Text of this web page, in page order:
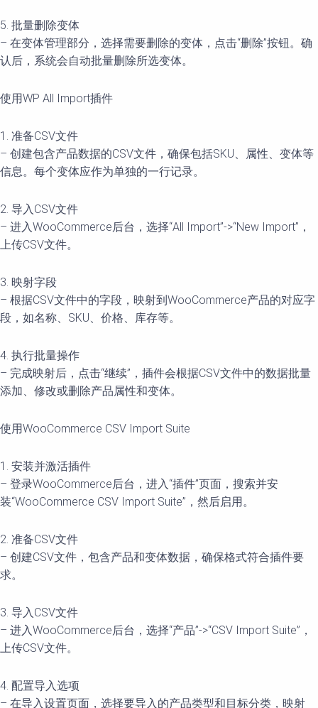
5. 批量删除变体
– 在变体管理部分，选择需要删除的变体，点击“删除”按钮。确
认后，系统会自动批量删除所选变体。
使用WP All Import插件
1. 准备CSV文件
– 创建包含产品数据的CSV文件，确保包括SKU、属性、变体等
信息。每个变体应作为单独的一行记录。
2. 导入CSV文件
– 进入WooCommerce后台，选择“All Import”->“New Import”，
上传CSV文件。
3. 映射字段
– 根据CSV文件中的字段，映射到WooCommerce产品的对应字
段，如名称、SKU、价格、库存等。
4. 执行批量操作
– 完成映射后，点击“继续”，插件会根据CSV文件中的数据批量
添加、修改或删除产品属性和变体。
使用WooCommerce CSV Import Suite
1. 安装并激活插件
– 登录WooCommerce后台，进入“插件”页面，搜索并安
装“WooCommerce CSV Import Suite”，然后启用。
2. 准备CSV文件
– 创建CSV文件，包含产品和变体数据，确保格式符合插件要
求。
3. 导入CSV文件
– 进入WooCommerce后台，选择“产品”->“CSV Import Suite”，
上传CSV文件。
4. 配置导入选项
– 在导入设置页面，选择要导入的产品类型和目标分类，映射